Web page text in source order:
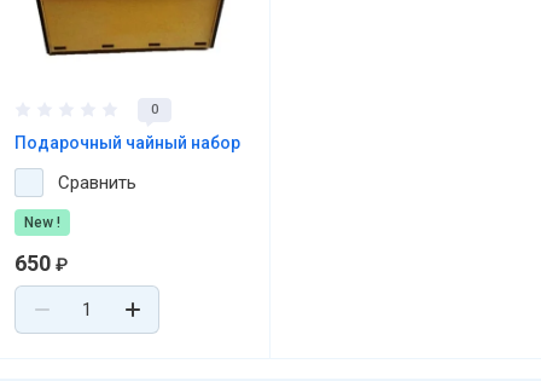
0
Подарочный чайный набор
Сравнить
New !
650 ₽